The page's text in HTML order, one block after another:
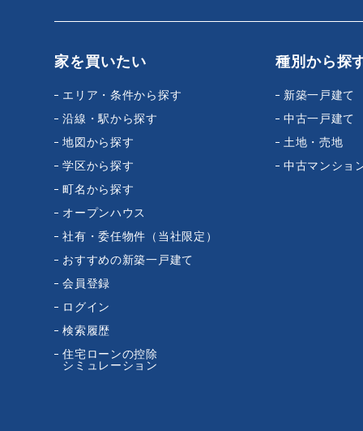
家を買いたい
エリア・条件から探す
沿線・駅から探す
地図から探す
学区から探す
町名から探す
オープンハウス
社有・委任物件（当社限定）
おすすめの新築一戸建て
会員登録
ログイン
検索履歴
住宅ローンの控除
シミュレーション
種別から探
新築一戸建て
中古一戸建て
土地・売地
中古マンショ